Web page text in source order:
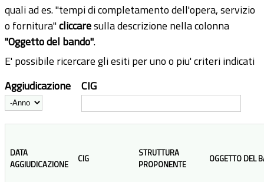
quali ad es. "tempi di completamento dell'opera, servizio
o fornitura"cliccaresulla descrizione nella colonna
"Oggetto del bando".
E' possibile ricercare gli esiti per uno o piu' criteri indicati
Aggiudicazione
Anno
CIG
DATA
AGGIUDICAZIONE
CIG
STRUTTURA
PROPONENTE
OGGETTO DEL